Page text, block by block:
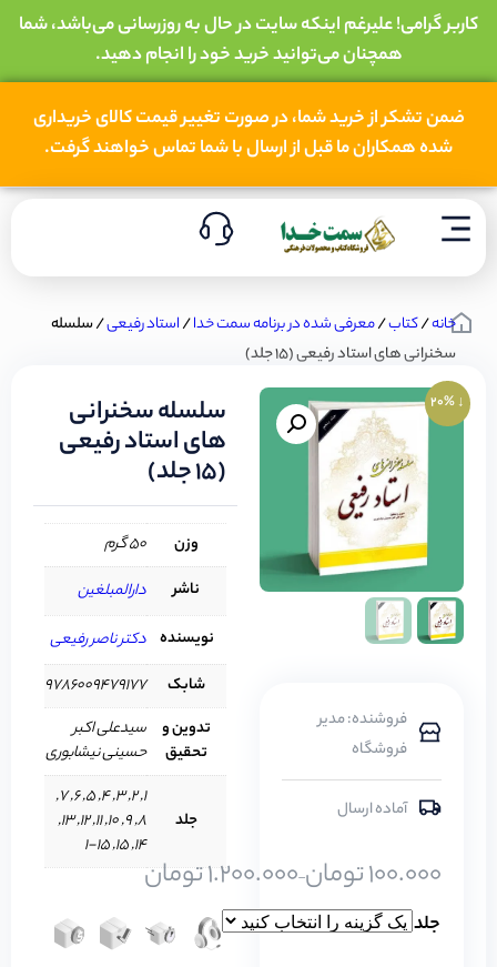
کاربر گرامی! علیرغم اینکه سایت در حال به روزرسانی می‌باشد، شما
همچنان می‌توانید خرید خود را انجام دهید.
ضمن تشکر از خرید شما، در صورت تغییر قیمت کالای خریداری
شده همکاران ما قبل از ارسال با شما تماس خواهند گرفت.
خانه/کتاب/معرفی شده در برنامه سمت خدا/استاد رفیعی/ سلسله
سخنرانی های استاد رفیعی (15 جلد)
↓ 20%
فروشنده: مدیر
فروشگاه
آماده ارسال
100.000تومان–
1.200.000تومان
جلد
سلسله سخنرانی
های استاد رفیعی
(15 جلد)
وزن
50 گرم
ناشر
دارالمبلغین
نویسنده دکتر ناصر رفیعی
شابک
9786009479177
تدوین و
تحقیق
سیدعلی اکبر
حسینی نیشابوری
جلد
1, 2, 3, 4, 5, 6, 7,
8, 9, 10, 11, 12, 13,
14, 15, 1-15